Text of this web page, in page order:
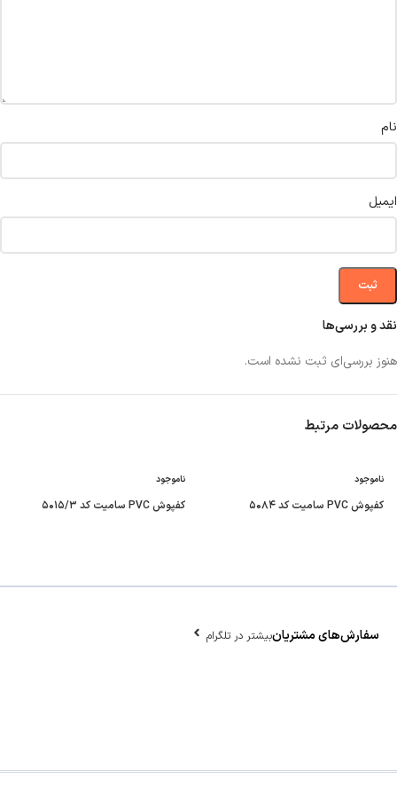
نقد و بررسی‌ها
هنوز بررسی‌ای ثبت نشده است.
نام
ایمیل
محصولات مرتبط
ناموجود
کفپوش PVC سامیت کد ۵۰۸۴
ناموجود
کفپوش PVC سامیت کد ۵۰۱۵/۳
سفارش‌های مشتریانبیشتر در تلگرام